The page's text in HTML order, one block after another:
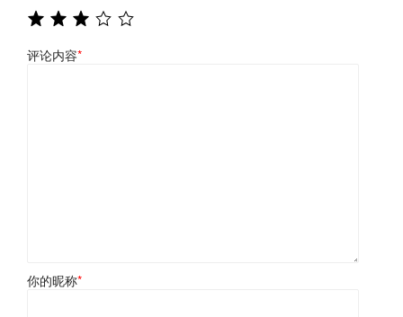
评论内容*
你的昵称*